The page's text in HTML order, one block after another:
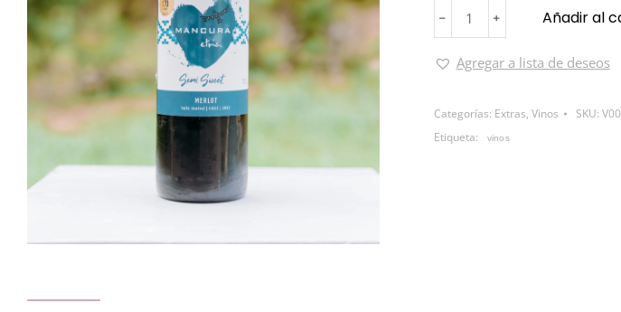
﹣ ﹢ Añadir al
Agregar a lista de deseos
Categorías: Extras, Vinos SKU:
Etiqueta:
vinos